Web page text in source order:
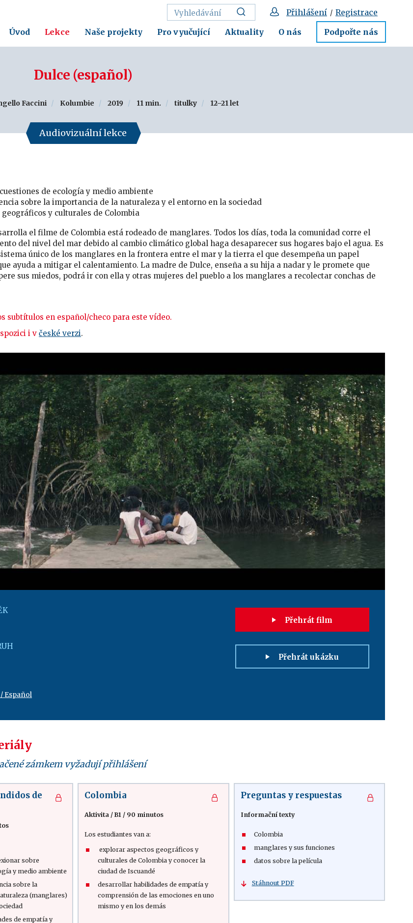
Úvod Lekce Naše projekty Pro vyučující Aktuality O nás Podpořte nás
Přihlášení / Registrace
Dulce (español)
Faccini Kolumbie 2019 11 min. titulky 12–21 let
Audiovizuální lekce
de ecología y medio ambiente
sobre la importancia de la naturaleza y el entorno en la sociedad
y culturales de Colombia
el filme de Colombia está rodeado de manglares. Todos los días, toda la comunidad corre el
del nivel del mar debido al cambio climático global haga desaparecer sus hogares bajo el agua. Es
único de los manglares en la frontera entre el mar y la tierra el que desempeña un papel
ayuda a mitigar el calentamiento. La madre de Dulce, enseña a su hija a nadar y le promete que
sus miedos, podrá ir con ella y otras mujeres del pueblo a los manglares a recolectar conchas de
subtítulos en español/checo para este vídeo.
i v české verzi.
Español
Přehrát film
Přehrát ukázku
zámkem vyžadují přihlášení
de
sobre
y medio ambiente
sobre la
(manglares)
de empatía y
Colombia
Aktivita /B1 / 90 minutos
Los estudiantes van a:
explorar aspectos geográficos y
culturales de Colombia y conocer la
ciudad de Iscuandé
desarrollar habilidades de empatía y
comprensión de las emociones en uno
mismo y en los demás
Preguntas y respuestas
Informační texty
Colombia
manglares y sus funciones
datos sobre la película
Stáhnout PDF